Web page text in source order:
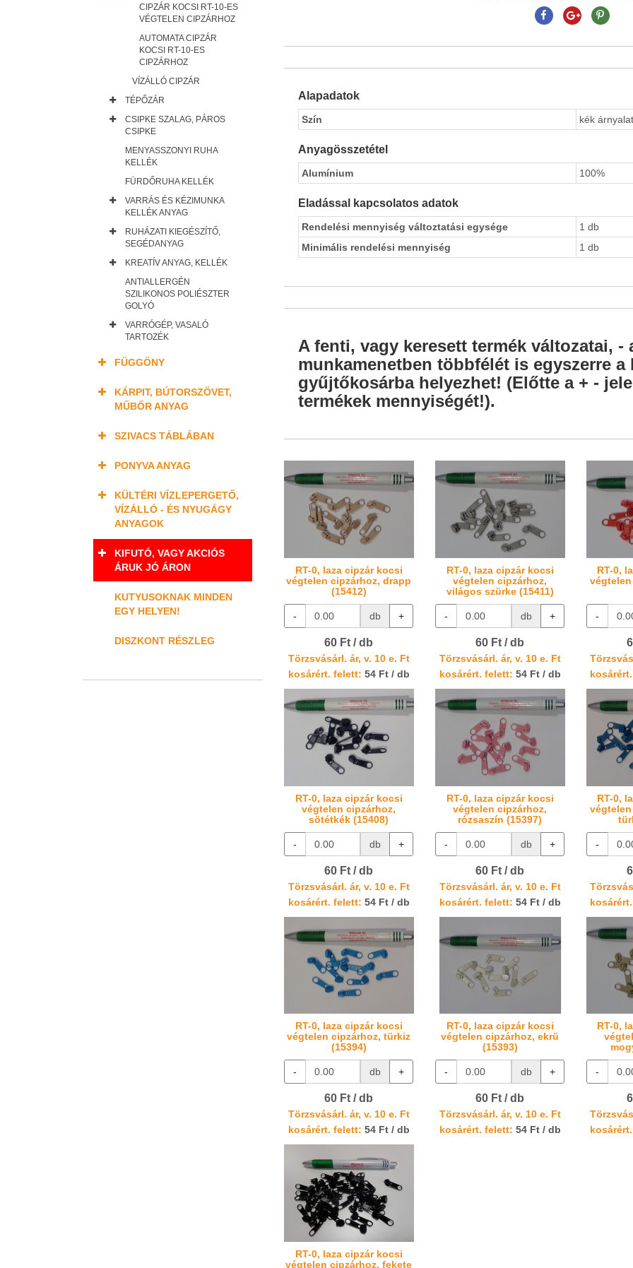
Alapadatok
Szín kék
Anyagösszetétel
Alumínium 100%
Eladással kapcsolatos adatok
Rendelési mennyiség változtatási egysége
1 db
Minimális rendelési mennyiség
1 db
A fenti, vagy keresett termék változatai,
munkamenetben többfélét is egyszerre
gyűjtőkosárba helyezhet! (Előtte a + -
termékek mennyiségét!).
RT-0, laza cipzár kocsi
végtelen cipzárhoz, drapp
(15412)
- db +
60 Ft / db
Törzsvásárl. ár, v. 10 e. Ft
kosárért. felett: 54 Ft / db
RT-0, laza cipzár kocsi
végtelen cipzárhoz,
világos szürke (15411)
- db +
60 Ft / db
Törzsvásárl. ár, v. 10 e. Ft
kosárért. felett: 54 Ft / db
RT-0,
-
RT-0, laza cipzár kocsi
végtelen cipzárhoz,
sötétkék (15408)
- db +
60 Ft / db
Törzsvásárl. ár, v. 10 e. Ft
kosárért. felett: 54 Ft / db
RT-0, laza cipzár kocsi
végtelen cipzárhoz,
rózsaszín (15397)
- db +
60 Ft / db
Törzsvásárl. ár, v. 10 e. Ft
kosárért. felett: 54 Ft / db
RT-0,
-
RT-0, laza cipzár kocsi
végtelen cipzárhoz, türkiz
(15394)
- db +
60 Ft / db
Törzsvásárl. ár, v. 10 e. Ft
kosárért. felett: 54 Ft / db
RT-0, laza cipzár kocsi
végtelen cipzárhoz, ekrü
(15393)
- db +
60 Ft / db
Törzsvásárl. ár, v. 10 e. Ft
kosárért. felett: 54 Ft / db
RT-0,
-
RT-0, laza cipzár kocsi
végtelen cipzárhoz, fekete
CIPZÁR KOCSI RT-10-ES
VÉGTELEN CIPZÁRHOZ
AUTOMATA CIPZÁR
KOCSI RT-10-ES
CIPZÁRHOZ
VÍZÁLLÓ CIPZÁR
TÉPŐZÁR
CSIPKE SZALAG, PÁROS
CSIPKE
MENYASSZONYI RUHA
KELLÉK
FÜRDŐRUHA KELLÉK
VARRÁS ÉS KÉZIMUNKA
KELLÉK ANYAG
RUHÁZATI KIEGÉSZÍTŐ,
SEGÉDANYAG
KREATÍV ANYAG, KELLÉK
ANTIALLERGÉN
SZILIKONOS POLIÉSZTER
GOLYÓ
VARRÓGÉP, VASALÓ
TARTOZÉK
FÜGGÖNY
KÁRPIT, BÚTORSZÖVET,
MŰBŐR ANYAG
SZIVACS TÁBLÁBAN
PONYVA ANYAG
KÜLTÉRI VÍZLEPERGETŐ,
VÍZÁLLÓ - ÉS NYUGÁGY
ANYAGOK
KIFUTÓ, VAGY AKCIÓS
ÁRUK JÓ ÁRON
KUTYUSOKNAK MINDEN
EGY HELYEN!
DISZKONT RÉSZLEG